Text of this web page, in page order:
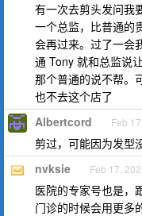
有一次去剪头发问我
一个总监，比普通的
会再过来。过了一会
通 Tony 就和总监说
那个普通的说不帮。
也不去这个店了
Albertcord Feb
剪过，可能因为发型
nvksie Feb 17,
医院的专家号也是，
门诊的时候会用更多